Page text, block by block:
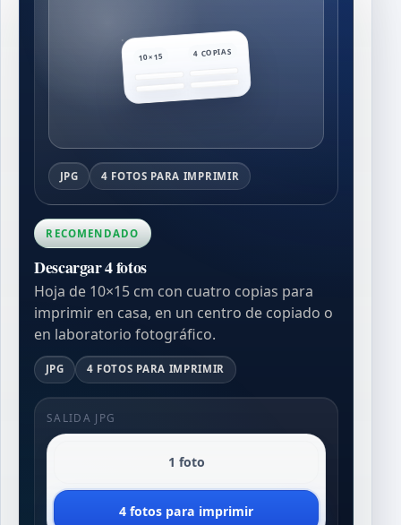
10×15 4 COPIAS
JPG 4 FOTOS PARA IMPRIMIR
RECOMENDADO
Descargar 4 fotos
Hoja de 10×15 cm con cuatro copias para
imprimir en casa, en un centro de copiado o
en laboratorio fotográfico.
JPG 4 FOTOS PARA IMPRIMIR
SALIDA JPG
1 foto
4 fotos para imprimir